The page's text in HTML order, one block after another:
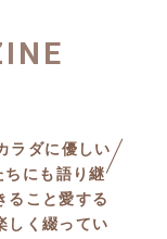
ラダに優しい
にも語り継
ること愛する
しく綴ってい